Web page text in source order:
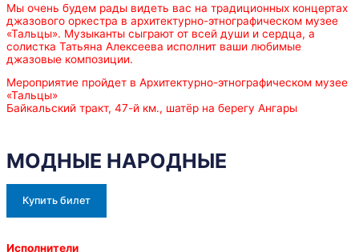
Мы очень будем рады видеть вас на традиционных концертах
джазового оркестра в архитектурно-этнографическом музее
«Тальцы». Музыканты сыграют от всей души и сердца, а
солистка Татьяна Алексеева исполнит ваши любимые
джазовые композиции.
Мероприятие пройдет в Архитектурно-этнографическом музее
«Тальцы»
Байкальский тракт, 47-й км., шатёр на берегу Ангары
МОДНЫЕ НАРОДНЫЕ
Купить билет
Исполнители